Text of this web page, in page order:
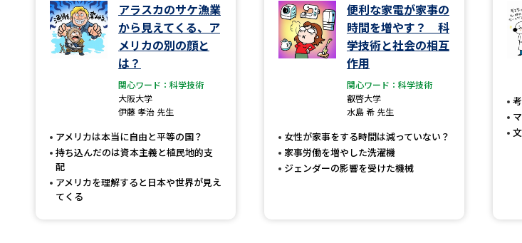
大学で学べ
新増設大学・
新
新学年スタート
アラスカのサケ漁業
から見えてくる、ア
メリカの別の顔と
は？
関心ワード：科学技術
大阪大学
伊藤 孝治 先生
アメリカは本当に自由と平等の国？
持ち込んだのは資本主義と植民地的支
配
アメリカを理解すると日本や世界が見え
てくる
便利な家電が家事の
時間を増やす？ 科
学技術と社会の相互
作用
関心ワード：科学技術
叡啓大学
水島 希 先生
女性が家事をする時間は減っていない？
家事労働を増やした洗濯機
ジェンダーの影響を受けた機械